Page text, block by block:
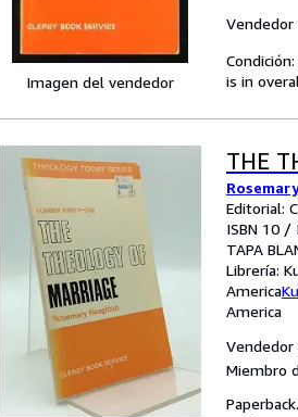
Imagen del vendedor
is in
THE
Editorial:
ISBN 10 /
TAPA
Librería:
America
America
Miembro